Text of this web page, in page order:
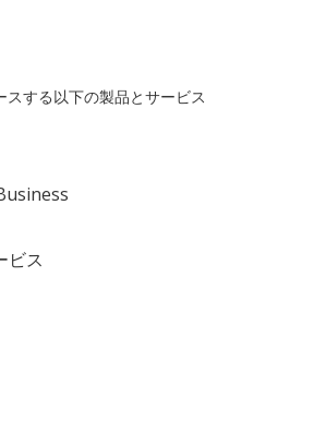
する以下の製品とサービス
ビス